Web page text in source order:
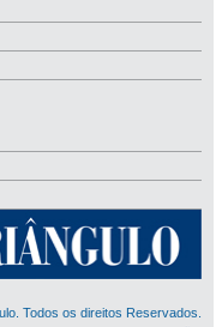
Todos os direitos Reservados.